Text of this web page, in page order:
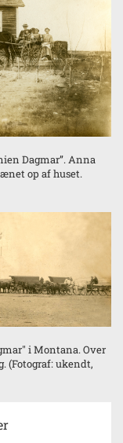
Dagmar”. Anna
op af huset.
i Montana. Over
(Fotograf: ukendt,